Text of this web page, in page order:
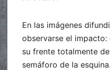
En las imágenes
observarse el
su frente totalmente
semáforo de la esquina.